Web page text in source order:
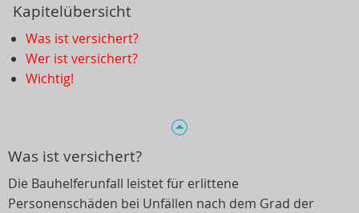
Kapitelübersicht
Was ist versichert?
Wer ist versichert?
Wichtig!
Was ist versichert?
Die Bauhelferunfall leistet für erlittene
Personenschäden bei Unfällen nach dem Grad der